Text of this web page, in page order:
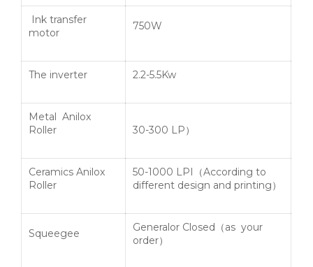
Ink transfer
motor
750W
The inverter 2.2-5.5Kw
Metal Anilox
Roller
30-300 LP）
Ceramics Anilox
Roller
50-1000 LPI （According to
different design and printing）
Squeegee Generalor Closed （as your
order）